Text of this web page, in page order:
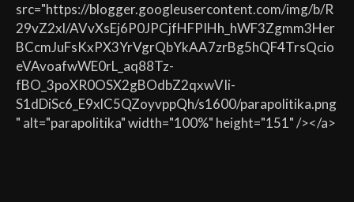
src="https://blogger.googleusercontent.com/img/b/R
29vZ2xl/AVvXsEj6P0JPCjfHFPIHh_hWF3Zgmm3Her
BCcmJuFsKxPX3YrVgrQbYkAA7zrBg5hQF4TrsQcio
eVAvoafwWE0rL_aq88Tz-
fBO_3poXR0OSX2gBOdbZ2qxwVIi-
S1dDiSc6_E9xlC5QZoyvppQh/s1600/parapolitika.png
" alt="parapolitika" width="100%" height="151" /></a>